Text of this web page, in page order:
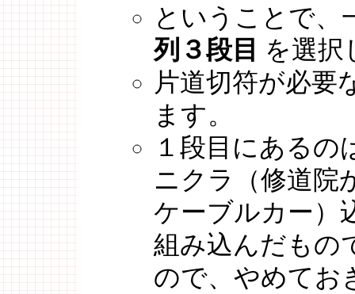
ということで
列３段目 を選択
片道切符が必要
ます。
１段目にあるの
ニクラ（修道院
ケーブルカー）
組み込んだもの
ので、やめてお